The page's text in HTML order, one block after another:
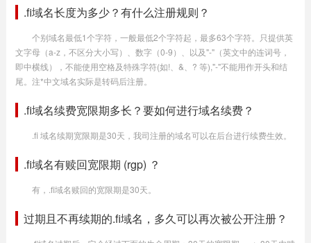
.fi域名长度为多少？有什么注册规则？
个别域名最低1个字符，一般最低2个字符起，最多63个字符。只提供英
文字母（a-z，不区分大小写）、数字（0-9）、以及"-"（英文中的连词号，
即中横线），不能使用空格及特殊字符(如!、&、? 等),"-"不能用作开头和结
尾。注*中文域名实际是转码后注册。
.fi域名续费宽限期多长？要如何进行域名续费？
.fi 域名续期宽限期是30天，我司注册的域名可以在后台进行续费生效。
.fi域名有赎回宽限期 (rgp) ？
有，.fi域名赎回的宽限期是30天。
过期且不再续期的.fi域名，多久可以再次被公开注册？